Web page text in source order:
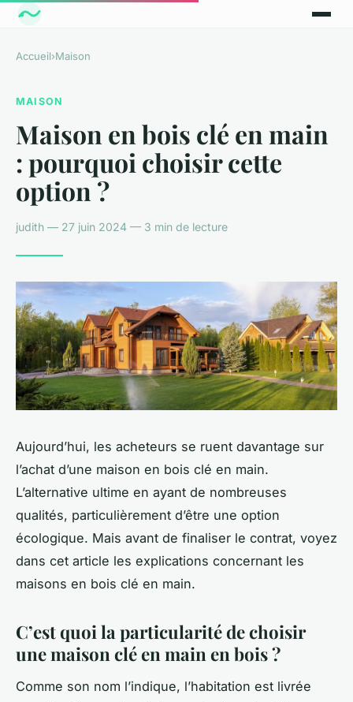
Accueil›Maison
MAISON
Maison en bois clé en main
: pourquoi choisir cette
option ?
judith — 27 juin 2024 — 3 min de lecture
Aujourd’hui, les acheteurs se ruent davantage sur
l’achat d’une maison en bois clé en main.
L’alternative ultime en ayant de nombreuses
qualités, particulièrement d’être une option
écologique. Mais avant de finaliser le contrat, voyez
dans cet article les explications concernant les
maisons en bois clé en main.
C’est quoi la particularité de choisir
une maison clé en main en bois ?
Comme son nom l’indique, l’habitation est livrée